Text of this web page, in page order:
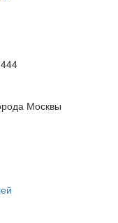
Москвы